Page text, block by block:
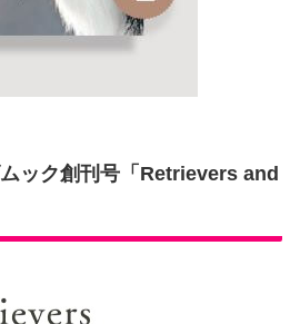
ック創刊号「Retrievers and